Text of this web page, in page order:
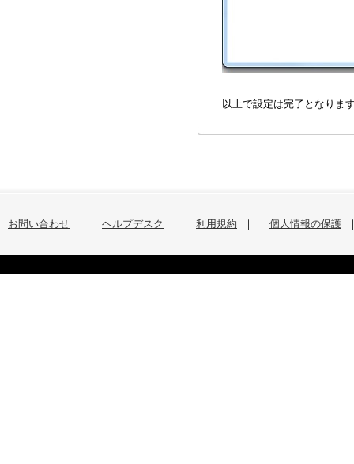
以上で設定は完了となりま
お問い合わせ ｜ ヘルプデスク ｜ 利用規約 ｜ 個人情報の保護